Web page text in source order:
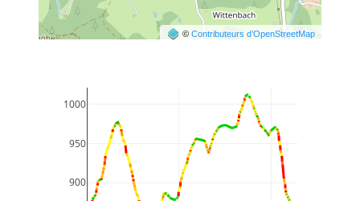
©Contributeurs d’OpenStreetMap
900
950
1000